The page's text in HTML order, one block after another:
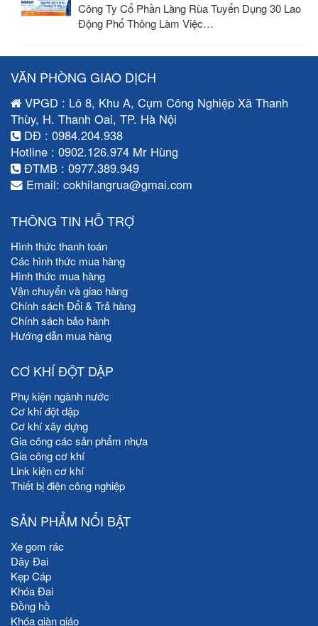
Công Ty Cổ Phần Làng Rùa Tuyển Dụng 30 Lao
Động Phổ Thông Làm Việc…
VĂN PHÒNG GIAO DỊCH
VPGD : Lô 8, Khu A, Cụm Công Nghiệp Xã Thanh
Thùy, H. Thanh Oai, TP. Hà Nội
DĐ : 0984.204.938
Hotline : 0902.126.974 Mr Hùng
ĐTMB : 0977.389.949
Email: cokhilangrua@gmai.com
THÔNG TIN HỖ TRỢ
Hình thức thanh toán
Các hình thức mua hàng
Hình thức mua hàng
Vận chuyển và giao hàng
Chính sách Đổi & Trả hàng
Chính sách bảo hành
Hướng dẫn mua hàng
CƠ KHÍ ĐỘT DẬP
Phụ kiện ngành nước
Cơ khí đột dập
Cơ khí xây dựng
Gia công các sản phẩm nhựa
Gia công cơ khí
Link kiện cơ khí
Thiết bị điện công nghiệp
SẢN PHẨM NỔI BẬT
Xe gom rác
Dây Đai
Kẹp Cáp
Khóa Đai
Đồng hồ
Khóa giàn giáo